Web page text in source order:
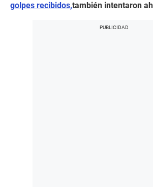
golpes recibidos,también intentaron